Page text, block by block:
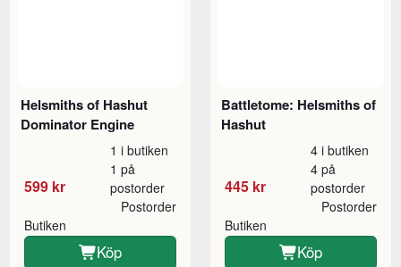
Helsmiths of Hashut
Dominator Engine
599 kr
1 i butiken
1 på
postorder
Butiken
Postorder
Köp
Battletome: Helsmiths of
Hashut
445 kr
4 i butiken
4 på
postorder
Butiken
Postorder
Köp